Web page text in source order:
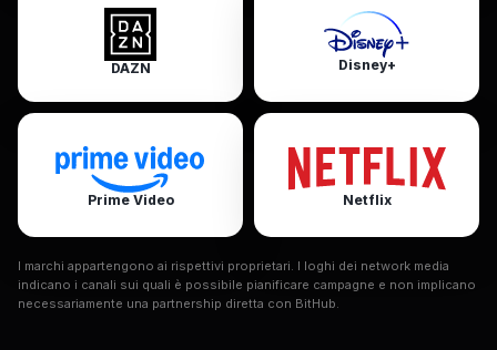
DAZN Disney+
Prime Video Netflix
I marchi appartengono ai rispettivi proprietari. I loghi dei network media
indicano i canali sui quali è possibile pianificare campagne e non implicano
necessariamente una partnership diretta con BitHub.